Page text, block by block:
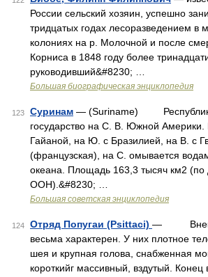
России сельский хозяин, успешно
тридцатых годах лесоразведением в
колониях на р. Молочной и после
Корниса в 1848 году более
руководивший&#8230; …
Большая биографическая энциклопедия
123 Суринам — (Suriname)
государство на С. В. Южной Америки.
Гайаной, на Ю. с Бразилией, на В. с
(французская), на С. омывается
океана. Площадь 163,3 тысяч км2
ООН).&#8230; …
Большая советская энциклопедия
124 Отряд Попугаи (Psittaci) —
весьма характерен. У них плотное
шея и крупная голова, снабженная
короткийг массивный, вздутый. Конец